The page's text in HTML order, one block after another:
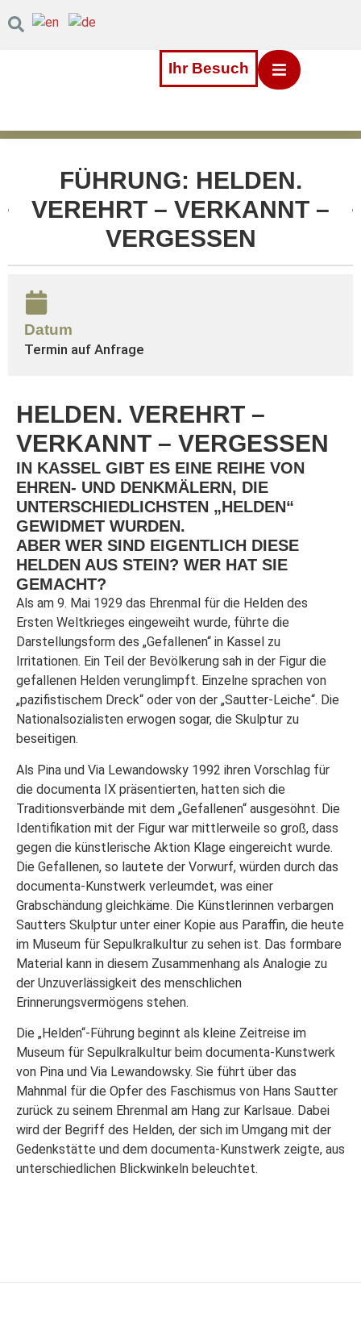
Inhalt Direkt
zum
Ihr Besuch
FÜHRUNG: HELDEN.
VEREHRT – VERKANNT –
VERGESSEN
Datum
Termin auf Anfrage
HELDEN. VEREHRT –
VERKANNT – VERGESSEN
IN KASSEL GIBT ES EINE REIHE VON
EHREN- UND DENKMÄLERN, DIE
UNTERSCHIEDLICHSTEN „HELDEN“
GEWIDMET WURDEN.
ABER WER SIND EIGENTLICH DIESE
HELDEN AUS STEIN? WER HAT SIE
GEMACHT?
Als am 9. Mai 1929 das Ehrenmal für die Helden des
Ersten Weltkrieges eingeweiht wurde, führte die
Darstellungsform des „Gefallenen“ in Kassel zu
Irritationen. Ein Teil der Bevölkerung sah in der Figur die
gefallenen Helden verunglimpft. Einzelne sprachen von
„pazifistischem Dreck“ oder von der „Sautter-Leiche“. Die
Nationalsozialisten erwogen sogar, die Skulptur zu
beseitigen.
Als Pina und Via Lewandowsky 1992 ihren Vorschlag für
die documenta IX präsentierten, hatten sich die
Traditionsverbände mit dem „Gefallenen“ ausgesöhnt. Die
Identifikation mit der Figur war mittlerweile so groß, dass
gegen die künstlerische Aktion Klage eingereicht wurde.
Die Gefallenen, so lautete der Vorwurf, würden durch das
documenta-Kunstwerk verleumdet, was einer
Grabschändung gleichkäme. Die Künstlerinnen verbargen
Sautters Skulptur unter einer Kopie aus Paraffin, die heute
im Museum für Sepulkralkultur zu sehen ist. Das formbare
Material kann in diesem Zusammenhang als Analogie zu
der Unzuverlässigkeit des menschlichen
Erinnerungsvermögens stehen.
Die „Helden“-Führung beginnt als kleine Zeitreise im
Museum für Sepulkralkultur beim documenta-Kunstwerk
von Pina und Via Lewandowsky. Sie führt über das
Mahnmal für die Opfer des Faschismus von Hans Sautter
zurück zu seinem Ehrenmal am Hang zur Karlsaue. Dabei
wird der Begriff des Helden, der sich im Umgang mit der
Gedenkstätte und dem documenta-Kunstwerk zeigte, aus
unterschiedlichen Blickwinkeln beleuchtet.